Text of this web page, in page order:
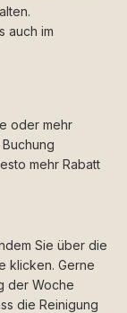
auch im
oder mehr
mehr Rabatt
Sie über die
klicken. Gerne
der Woche
die Reinigung